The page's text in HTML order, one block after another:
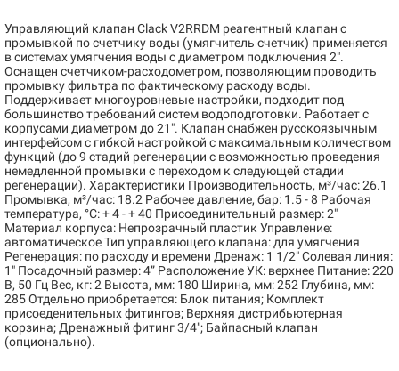
Управляющий клапан Clack V2RRDM реагентный клапан с
промывкой по счетчику воды (умягчитель счетчик) применяется
в системах умягчения воды c диаметром подключения 2".
Оснащен счетчиком-расходометром, позволяющим проводить
промывку фильтра по фактическому расходу воды.
Поддерживает многоуровневые настройки, подходит под
большинство требований систем водоподготовки. Работает с
корпусами диаметром до 21". Клапан снабжен русскоязычным
интерфейсом с гибкой настройкой с максимальным количеством
функций (до 9 стадий регенерации с возможностью проведения
немедленной промывки с переходом к следующей стадии
регенерации). Характеристики Производительность, м³/час: 26.1
Промывка, м³/час: 18.2 Рабочее давление, бар: 1.5 - 8 Рабочая
температура, °С: + 4 - + 40 Присоединительный размер: 2"
Материал корпуса: Непрозрачный пластик Управление:
автоматическое Тип управляющего клапана: для умягчения
Регенерация: по расходу и времени Дренаж: 1 1/2" Солевая линия:
1" Посадочный размер: 4” Расположение УК: верхнее Питание: 220
В, 50 Гц Вес, кг: 2 Высота, мм: 180 Ширина, мм: 252 Глубина, мм:
285 Отдельно приобретается: Блок питания; Комплект
присоеденительных фитингов; Верхняя дистрибьютерная
корзина; Дренажный фитинг 3/4"; Байпасный клапан
(опционально).